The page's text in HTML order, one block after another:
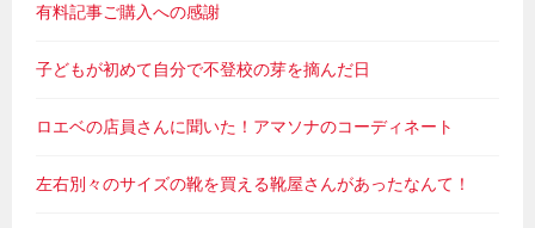
有料記事ご購入への感謝
子どもが初めて自分で不登校の芽を摘んだ日
ロエベの店員さんに聞いた！アマソナのコーディネート
左右別々のサイズの靴を買える靴屋さんがあったなんて！